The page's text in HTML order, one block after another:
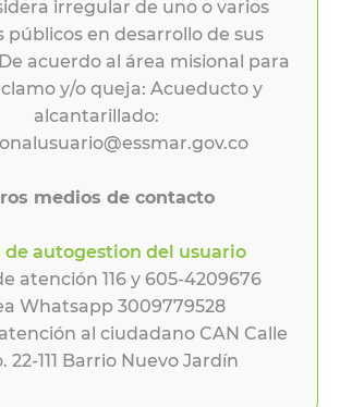
irregular de uno o varios
públicos en desarrollo de sus
acuerdo al área misional para
y/o queja: Acueducto y
alcantarillado:
medios de contacto
de autogestion del usuario
atención 116 y 605-4209676
Whatsapp 3009779528
al ciudadano CAN Calle
22-111 Barrio Nuevo Jardín